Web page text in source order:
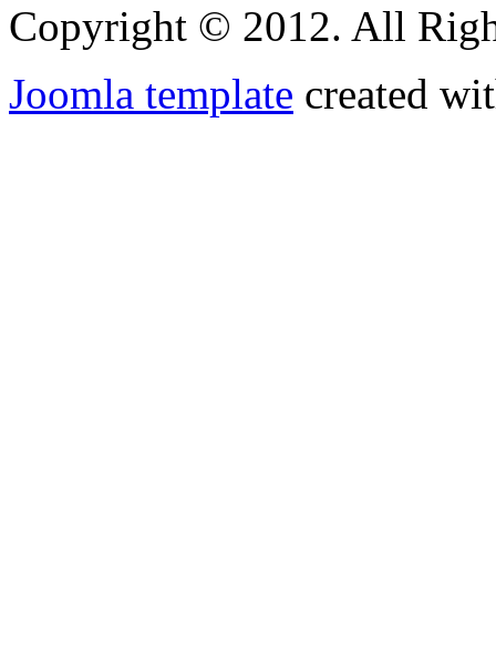
Copyright © 2012. All
Joomla template created